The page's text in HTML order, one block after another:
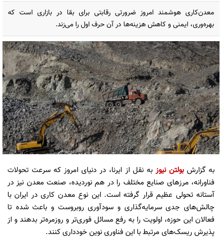
معدن‌کاری هوشمند امروز ضرورتی رقابتی برای بقا در بازاری است که
بهره‌وری، ایمنی و کاهش هزینه‌ها در آن حرف اول را می‌زند.
به گزارشبولتن نیوز به نقل از ایرنا، در دنیای امروز که سرعت تحولات
فناورانه، مرزهای صنایع مختلف را در هم نوردیده، صنعت معدن نیز در
آستانه تحولی عظیم قرار گرفته است. این نوع معدن کاری در ایران با
چالش‌های جدی سرمایه‌گذاری و سودآوری روبروست و باعث شده تا
فعالان این حوزه، اولویت را به رفع مسائل فوری‌تر و روزمره‌تر بدهند و از
پذیرش ریسک‌های مرتبط با این فناوری نوین خودداری کنند.